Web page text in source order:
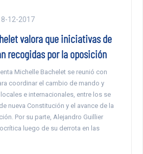
12-2017
valora que iniciativas de
recogidas por la oposición
Michelle Bachelet se reunió con
coordinar el cambio de mando y
e internacionales, entre los se
nueva Constitución y el avance de la
Por su parte, Alejandro Guillier
luego de su derrota en las